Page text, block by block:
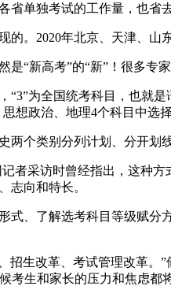
单独考试的工作量，也省
2020年北京、天津、山
“新高考”的“新”！很多专家
为全国统考科目，也就
想政治、地理4个科目中选择
个类别分列计划、分开划线
采访时曾经指出，这种方
志向和特长。
、了解选考科目等级赋分
生改革、考试管理改革。”
考生和家长的压力和焦虑都